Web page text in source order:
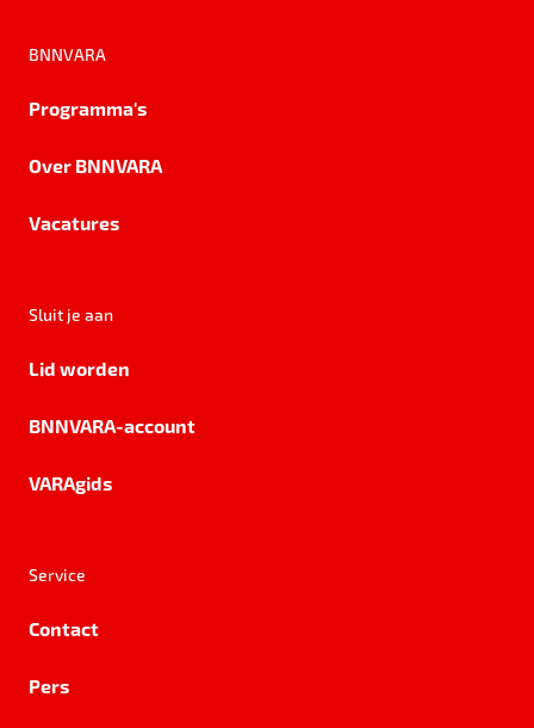
BNNVARA
Programma's
Over BNNVARA
Vacatures
Sluit je aan
Lid worden
BNNVARA-account
VARAgids
Service
Contact
Pers